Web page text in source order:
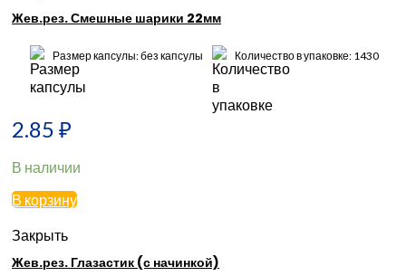
Жев.рез. Смешные шарики 22мм
Размер капсулы: без капсулы Количество в упаковке: 1430
2.85 ₽
В наличии
В корзину
Закрыть
Жев.рез. Глазастик (с начинкой)